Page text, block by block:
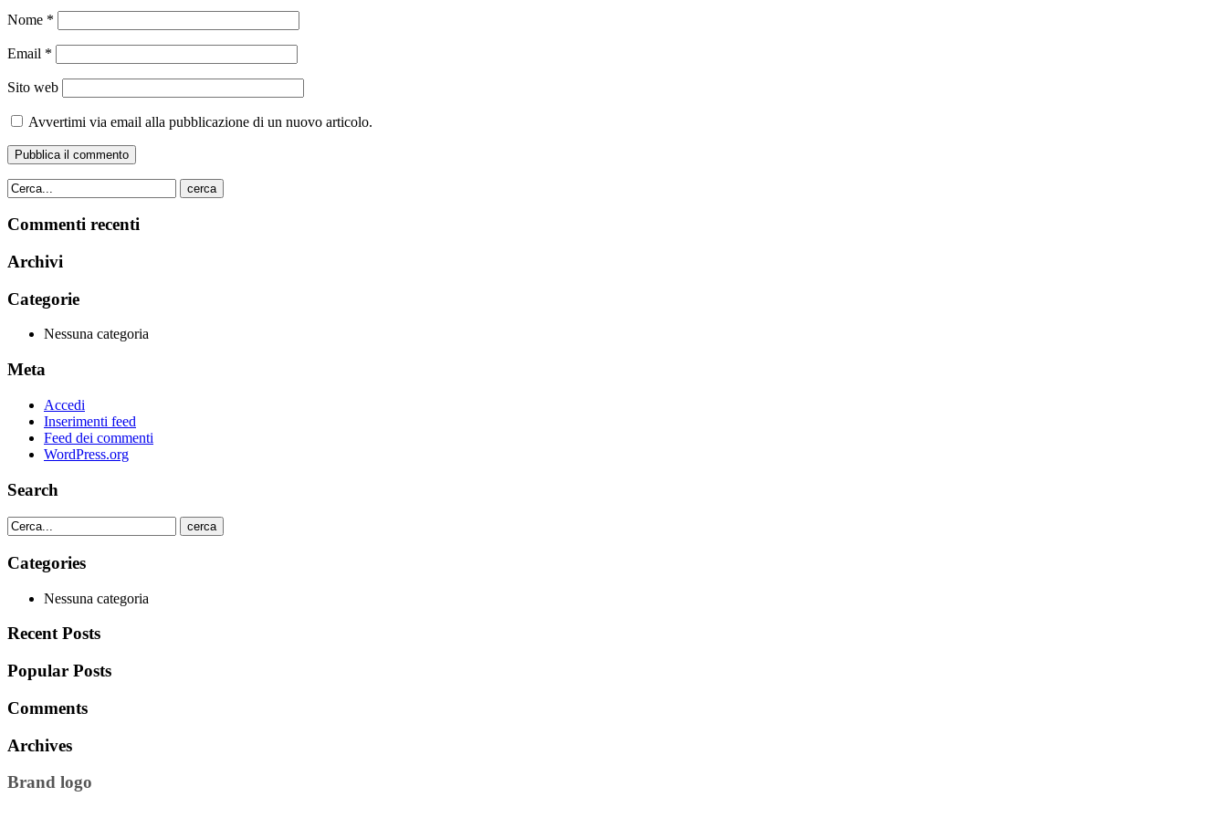
Nome *
Email *
Sito web
Avvertimi via email alla pubblicazione di un nuovo articolo.
cerca
Commenti recenti
Archivi
Categorie
Nessuna categoria
Meta
Accedi
Inserimenti feed
Feed dei commenti
WordPress.org
Search
cerca
Categories
Nessuna categoria
Recent Posts
Popular Posts
Comments
Archives
Brand logo